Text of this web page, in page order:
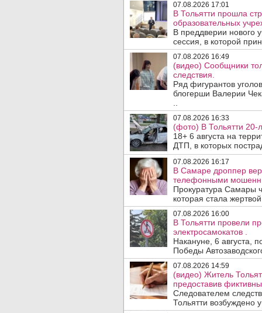
07.08.2026 17:01
В Тольятти прошла
образовательных
В преддверии нового
сессия, в которой
07.08.2026 16:49
(видео) Сообщники
следствия.
Ряд фигурантов
блогерши Валерии
07.08.2026 16:33
(фото) В Тольятти 20-
18+ 6 августа на
ДТП, в которых
07.08.2026 16:17
В Самаре дроппер
телефонными
Прокуратура Самары
которая стала
07.08.2026 16:00
В Тольятти провели
электросамокатов .
Накануне, 6 августа,
Победы
07.08.2026 14:59
(видео) Житель
предоставив
Следователем
Тольятти возбуждено